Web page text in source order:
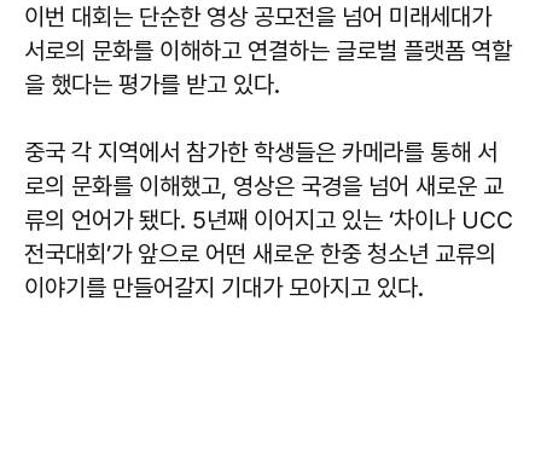
이번 대회는 단순한 영상 공모전을 넘어 미래세대가
서로의 문화를 이해하고 연결하는 글로벌 플랫폼 역할
을 했다는 평가를 받고 있다.
중국 각 지역에서 참가한 학생들은 카메라를 통해 서
로의 문화를 이해했고, 영상은 국경을 넘어 새로운 교
류의 언어가 됐다. 5년째 이어지고 있는 ‘차이나 UCC
전국대회’가 앞으로 어떤 새로운 한중 청소년 교류의
이야기를 만들어갈지 기대가 모아지고 있다.